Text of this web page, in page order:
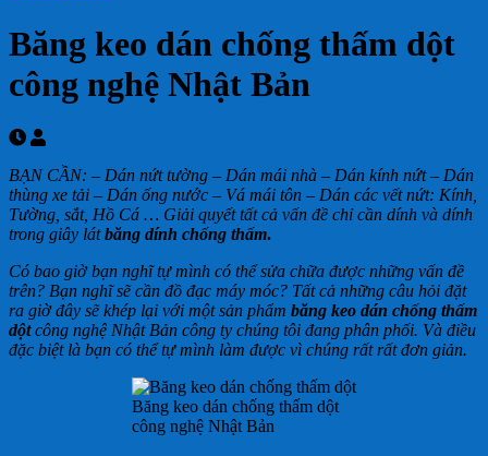
Băng keo dán chống thấm dột
công nghệ Nhật Bản
BẠN CẦN: – Dán nứt tường – Dán mái nhà – Dán kính nứt – Dán
thùng xe tải – Dán ống nước – Vá mái tôn – Dán các vết nứt: Kính,
Tường, sắt, Hồ Cá … Giải quyết tất cả vấn đề chỉ cần dính và dính
trong giây látbăng dính chống thấm.
Có bao giờ bạn nghĩ tự mình có thể sửa chữa được những vấn đề
trên? Bạn nghĩ sẽ cần đồ đạc máy móc? Tất cả những câu hỏi đặt
ra giờ đây sẽ khép lại với một sản phẩm băng keo dán chống thấm
dộtcông nghệ Nhật Bản công ty chúng tôi đang phân phối. Và điều
đặc biệt là bạn có thể tự mình làm được vì chúng rất rất đơn giản.
Băng keo dán chống thấm dột
công nghệ Nhật Bản